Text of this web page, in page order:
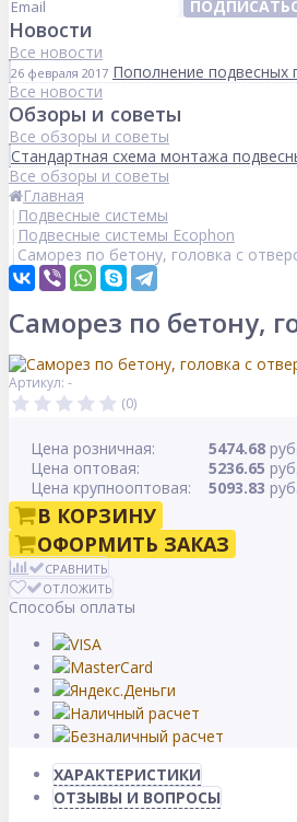
Новости
Все новости
26 февраля 2017 Пополнение подвесных
Все новости
Обзоры и советы
Все обзоры и советы
Стандартная схема монтажа
Все обзоры и советы
Главная
Подвесные системы
Подвесные системы Ecophon
Саморез по бетону, головка с
Саморез по бетону,
Артикул: -
(0)
Цена розничная: 5474.68 руб.
Цена оптовая:
5236.65 руб.
Цена крупнооптовая:
5093.83 руб.
В КОРЗИНУ
ОФОРМИТЬ ЗАКАЗ
СРАВНИТЬ
ОТЛОЖИТЬ
Способы оплаты
ХАРАКТЕРИСТИКИ
ОТЗЫВЫ И ВОПРОСЫ